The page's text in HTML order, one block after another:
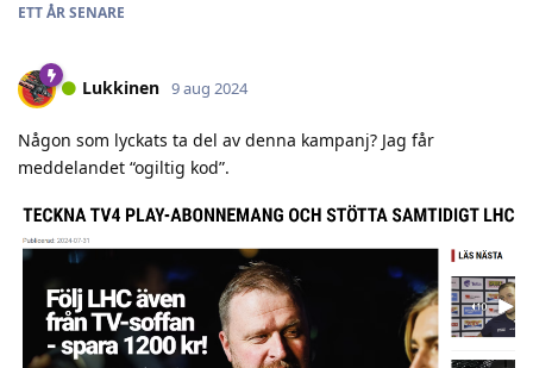
ETT ÅRSENARE
Lukkinen 9 aug 2024
Någon som lyckats ta del av denna kampanj? Jag får
meddelandet “ogiltig kod”.